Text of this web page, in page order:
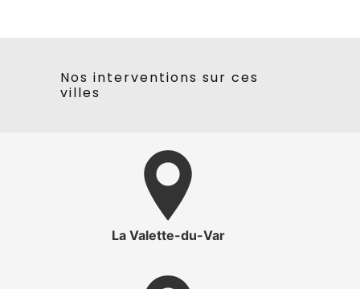
Nos interventions sur ces
villes
La Valette-du-Var